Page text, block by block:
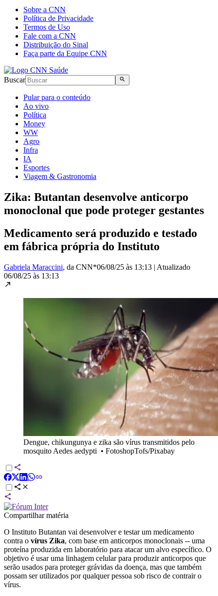
Sobre a CNN
Política de Privacidade
Termos de Uso
Fale com a CNN
Distribuição do Sinal
Faça parte da Equipe CNN
Buscar
Pular para o conteúdo
Ao vivo
Política
Money
WW
Agro
Infra
IA
Esportes
Viagem & Gastronomia
Zika: Butantan desenvolve anticorpo
monoclonal que pode proteger gestantes
Medicamento será produzido e testado
em fábrica própria do Instituto
Gabriela Maraccini, da CNN*06/08/25 às 13:13 | Atualizado
06/08/25 às 13:13
Dengue, chikungunya e zika são vírus transmitidos pelo
mosquito Aedes aedypti • FotoshopTofs/Pixabay
Compartilhar matéria
O Instituto Butantan vai desenvolver e testar um medicamento
contra o vírus Zika, com base em anticorpos monoclonais -- uma
proteína produzida em laboratório para atacar um alvo específico. O
objetivo é usar uma linhagem celular para produzir anticorpos que
serão usados para proteger grávidas da doença, mas que também
possam ser utilizados por qualquer pessoa sob risco de contrair o
vírus.